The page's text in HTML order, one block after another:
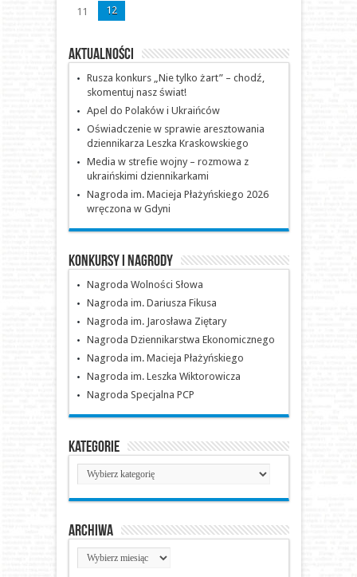
11
12
Aktualności
Rusza konkurs „Nie tylko żart” – chodź,
skomentuj nasz świat!
Apel do Polaków i Ukraińców
Oświadczenie w sprawie aresztowania
dziennikarza Leszka Kraskowskiego
Media w strefie wojny – rozmowa z
ukraińskimi dziennikarkami
Nagroda im. Macieja Płażyńskiego 2026
wręczona w Gdyni
Konkursy i nagrody
Nagroda Wolności Słowa
Nagroda im. Dariusza Fikusa
Nagroda im. Jarosława Ziętary
Nagroda Dziennikarstwa Ekonomicznego
Nagroda im. Macieja Płażyńskiego
Nagroda im. Leszka Wiktorowicza
Nagroda Specjalna PCP
Kategorie
Kategorie
Archiwa
Archiwa